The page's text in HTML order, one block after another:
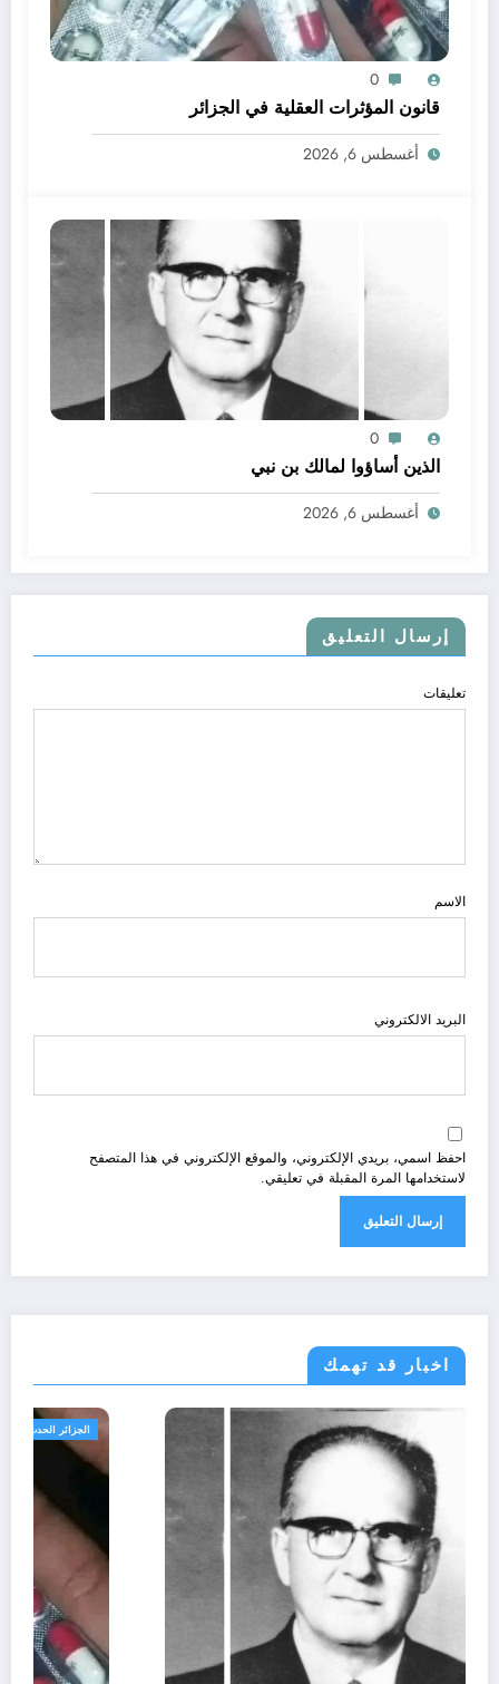
0
قانون المؤثرات العقلية في الجزائر
أغسطس 6, 2026
0
الذين أساؤوا لمالك بن نبي
أغسطس 6, 2026
إرسال التعليق
تعليقات
الاسم
البريد الالكتروني
احفظ اسمي، بريدي الإلكتروني، والموقع الإلكتروني في هذا المتصفح
لاستخدامها المرة المقبلة في تعليقي.
اخبار قد تهمك